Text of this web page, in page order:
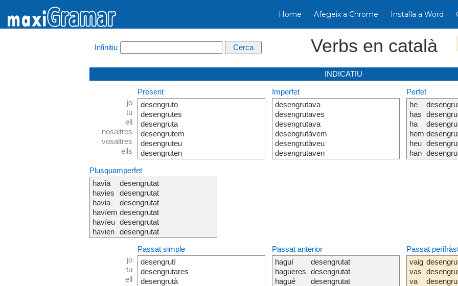
Home Afegeix a Chrome Instal·la a Word
Infinitiu Verbs en català
INDICATIU
jo
tu
ell
nosaltres
vosaltres
ells
Present
desengruto
desengrutes
desengruta
desengrutem
desengruteu
desengruten
Imperfet
desengrutava
desengrutaves
desengrutava
desengrutàvem
desengrutàveu
desengrutaven
Perfet
he
has
ha
hem
heu
han
Plusquamperfet
havia
havies
havia
havíem
havíeu
havien
desengrutat
desengrutat
desengrutat
desengrutat
desengrutat
desengrutat
jo
tu
ell
Passat simple
desengrutí
desengrutares
desengrutà
Passat anterior
haguí
hagueres
hagué
desengrutat
desengrutat
desengrutat
Passat
vaig
vas
va